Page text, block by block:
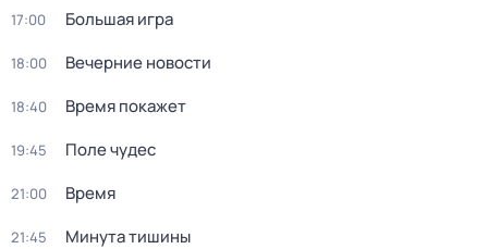
17:00 Большая игра
18:00 Вечерние новости
18:40 Время покажет
19:45 Поле чудес
21:00 Время
21:45 Минута тишины